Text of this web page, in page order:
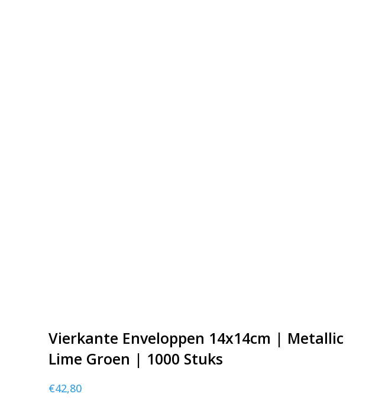
Vierkante Enveloppen 14x14cm | Metallic
Lime Groen | 1000 Stuks
€42,80